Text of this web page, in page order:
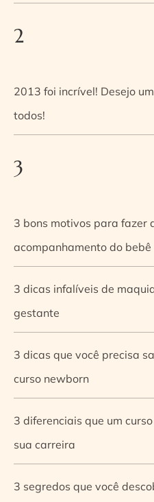
2
2013 foi incrível! Desejo
todos!
3
3 bons motivos para fazer
acompanhamento do bebê
3 dicas infalíveis de
gestante
3 dicas que você precisa
curso newborn
3 diferenciais que um
sua carreira
3 segredos que você